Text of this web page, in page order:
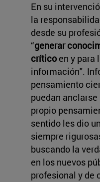
En su
la
desde su
“generar
crítico en y para
información".
pensamiento
puedan
propio
sentido les dio
siempre
buscando la
en los nuevos
profesional y de